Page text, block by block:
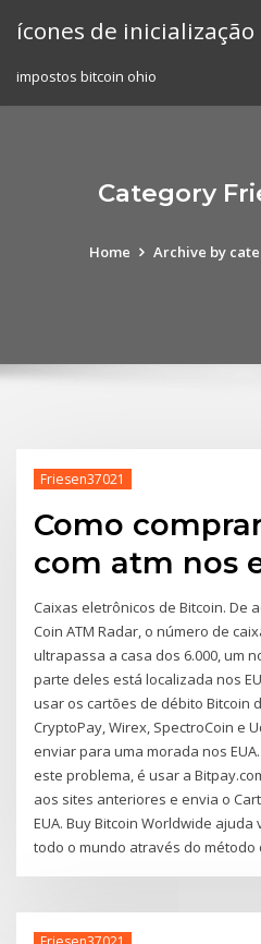
ícones de inicialização
impostos bitcoin ohio
Category
Home Archive by
Friesen37021
Como
com atm nos
Caixas eletrônicos de Bitcoin. De
Coin ATM Radar, o número de
ultrapassa a casa dos 6.000, um
parte deles está localizada nos
usar os cartões de débito Bitcoin
CryptoPay, Wirex, SpectroCoin e
enviar para uma morada nos
este problema, é usar a
aos sites anteriores e envia o
EUA. Buy Bitcoin Worldwide
todo o mundo através do